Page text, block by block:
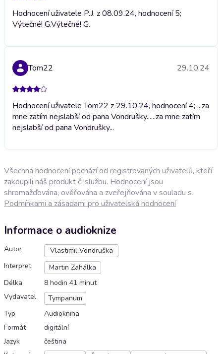
Hodnocení uživatele P.J. z 08.09.24, hodnocení 5;
Výtečné! G.Výtečné! G.
Tom22 29.10.24
Hodnocení uživatele Tom22 z 29.10.24, hodnocení 4; ...za
mne zatím nejslabší od pana Vondrušky......za mne zatím
nejslabší od pana Vondrušky...
Všechna hodnocení pochází od registrovaných uživatelů, kteří
zakoupili náš produkt či službu. Hodnocení jsou
shromažďována, ověřována a zveřejňována v souladu s
Podmínkami a zásadami pro uživatelská hodnocení
Informace o audioknize
Autor
Vlastimil Vondruška
Interpret
Martin Zahálka
Délka
8 hodin 41 minut
Vydavatel
Tympanum
Typ
Audiokniha
Formát
digitální
Jazyk
čeština